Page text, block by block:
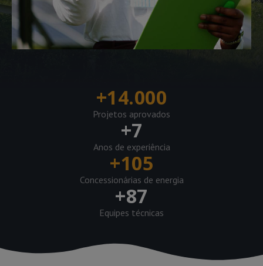
+14.000
Projetos aprovados
+7
Anos de experiência
+105
Concessionárias de energia
+87
Equipes técnicas